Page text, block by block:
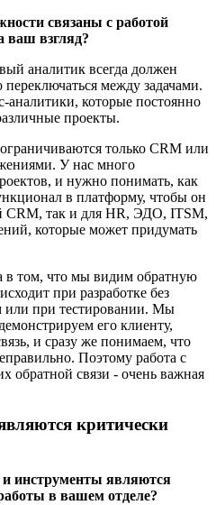
связаны с работой
ваш взгляд?
аналитик всегда должен
между задачами.
аналитики, которые постоянно
проекты.
только CRM или
У нас много
и нужно понимать, как
в платформу, чтобы он
CRM, так и для HR, ЭДО, ITSM,
которые может придумать
в том, что мы видим обратную
при разработке без
или при тестировании. Мы
его клиенту,
и сразу же понимаем, что
Поэтому работа с
обратной связи - очень важная
критически
инструменты являются
в вашем отделе?